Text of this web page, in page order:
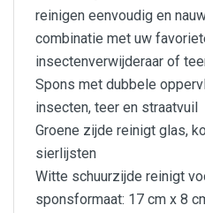
reinigen eenvoudig en
combinatie met uw
insectenverwijderaar of
Spons met dubbele
insecten, teer en straatvuil
Groene zijde reinigt glas,
sierlijsten
Witte schuurzijde reinigt
sponsformaat: 17 cm x 8